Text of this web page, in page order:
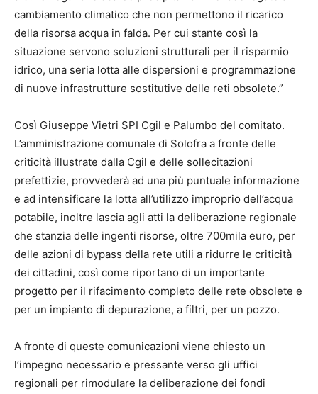
cambiamento climatico che non permettono il ricarico
della risorsa acqua in falda. Per cui stante così la
situazione servono soluzioni strutturali per il risparmio
idrico, una seria lotta alle dispersioni e programmazione
di nuove infrastrutture sostitutive delle reti obsolete.”
Così Giuseppe Vietri SPI Cgil e Palumbo del comitato.
L’amministrazione comunale di Solofra a fronte delle
criticità illustrate dalla Cgil e delle sollecitazioni
prefettizie, provvederà ad una più puntuale informazione
e ad intensificare la lotta all’utilizzo improprio dell’acqua
potabile, inoltre lascia agli atti la deliberazione regionale
che stanzia delle ingenti risorse, oltre 700mila euro, per
delle azioni di bypass della rete utili a ridurre le criticità
dei cittadini, così come riportano di un importante
progetto per il rifacimento completo delle rete obsolete e
per un impianto di depurazione, a filtri, per un pozzo.
A fronte di queste comunicazioni viene chiesto un
l’impegno necessario e pressante verso gli uffici
regionali per rimodulare la deliberazione dei fondi